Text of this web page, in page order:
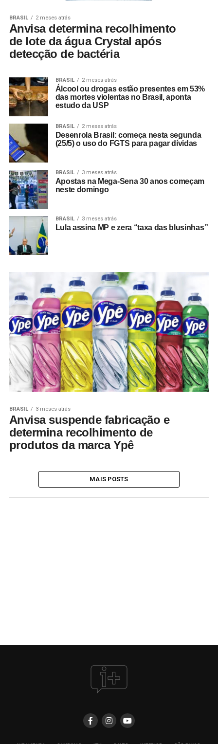
BRASIL 2 meses atrás
Anvisa determina recolhimento
de lote da água Crystal após
detecção de bactéria
BRASIL 2 meses atrás
Álcool ou drogas estão presentes em 53%
das mortes violentas no Brasil, aponta
estudo da USP
BRASIL 2 meses atrás
Desenrola Brasil: começa nesta segunda
(25/5) o uso do FGTS para pagar dívidas
BRASIL 3 meses atrás
Apostas na Mega-Sena 30 anos começam
neste domingo
BRASIL 3 meses atrás
Lula assina MP e zera “taxa das blusinhas”
BRASIL 3 meses atrás
Anvisa suspende fabricação e
determina recolhimento de
produtos da marca Ypê
MAIS POSTS